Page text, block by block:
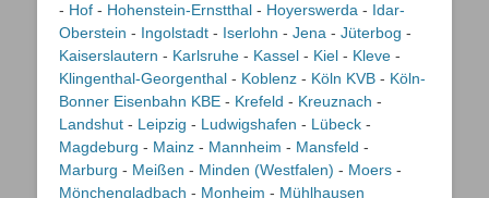
- Hof - Hohenstein-Ernstthal - Hoyerswerda - Idar-
Oberstein - Ingolstadt - Iserlohn - Jena - Jüterbog -
Kaiserslautern - Karlsruhe - Kassel - Kiel - Kleve -
Klingenthal-Georgenthal - Koblenz - Köln KVB - Köln-
Bonner Eisenbahn KBE - Krefeld - Kreuznach -
Landshut - Leipzig - Ludwigshafen - Lübeck -
Magdeburg - Mainz - Mannheim - Mansfeld -
Marburg - Meißen - Minden (Westfalen) - Moers -
Mönchengladbach - Monheim - Mühlhausen